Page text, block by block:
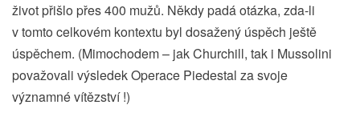
život přišlo přes 400 mužů. Někdy padá otázka, zda-li
v tomto celkovém kontextu byl dosažený úspěch ještě
úspěchem. (Mimochodem – jak Churchill, tak i Mussolini
považovali výsledek Operace Piedestal za svoje
významné vítězství !)